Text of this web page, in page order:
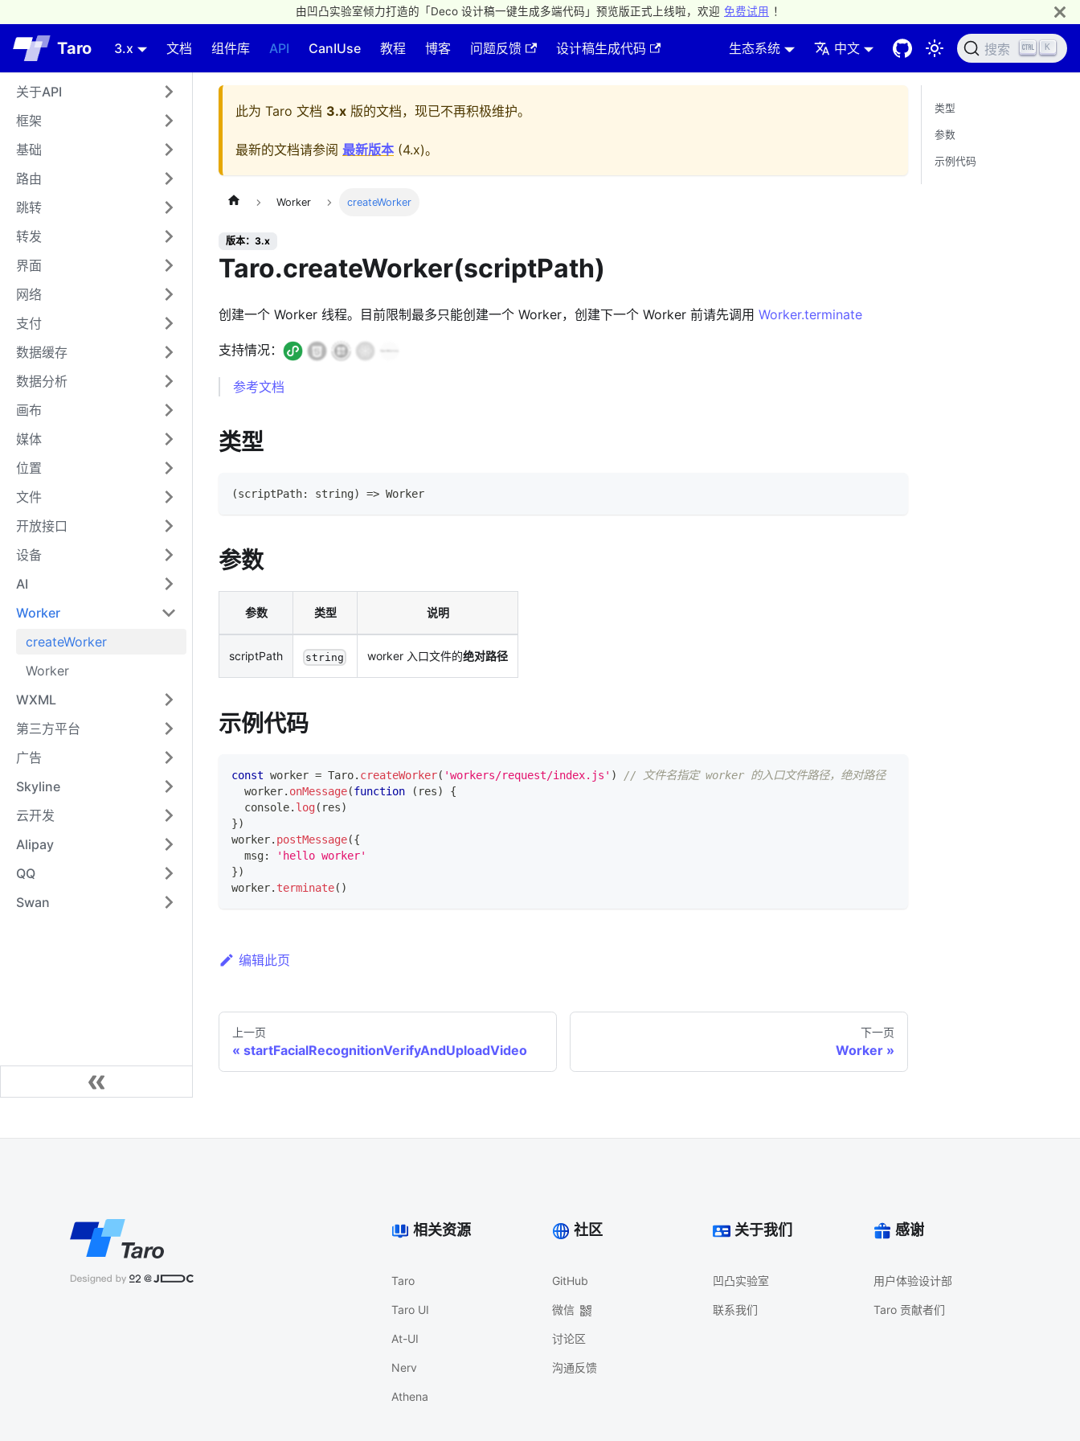
由凹凸实验室倾力打造的「Deco 设计稿一键生成多端代码」预览版正式上线啦，欢迎 免费试用 ！
Taro 3.x 文档 组件库 API CanIUse 教程 博客 问题反馈 设计稿生成代码 生态系统 中文 搜索 K
关于API
框架
基础
路由
跳转
转发
界面
网络
支付
数据缓存
数据分析
画布
媒体
位置
文件
开放接口
设备
AI
Worker
createWorker
Worker
WXML
第三方平台
广告
Skyline
云开发
Alipay
QQ
Swan
此为 Taro 文档 3.x 版的文档，现已不再积极维护。
最新的文档请参阅 最新版本 (4.x)。
Worker createWorker
版本：3.x
Taro.createWorker(scriptPath)
创建一个 Worker 线程。目前限制最多只能创建一个 Worker，创建下一个 Worker 前请先调用 Worker.terminate
支持情况：
参考文档
类型
(scriptPath: string) => Worker
参数
参数 类型 说明
scriptPath string worker 入口文件的绝对路径
示例代码
const worker = Taro. createWorker( 'workers/request/index.js' )
// 文件名指定 worker 的入口文件路径，绝对路径
  worker
. onMessage(function ( res)
{
console. log( res)
})
worker. postMessage({
  msg
:
'hello worker'
})
worker. terminate( )
编辑此页
上一页
startFacialRecognitionVerifyAndUploadVideo
下一页
Worker
类型
参数
示例代码
相关资源
Taro
Taro UI
At-UI
Nerv
Athena
社区
GitHub
微信
讨论区
沟通反馈
关于我们
凹凸实验室
联系我们
感谢
用户体验设计部
Taro 贡献者们